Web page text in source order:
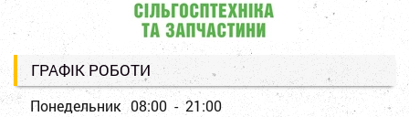
ГРАФІК РОБОТИ
Понедельник 08:00 - 21:00